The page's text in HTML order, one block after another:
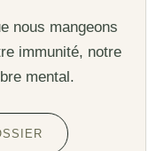
nous mangeons
immunité, notre
mental.